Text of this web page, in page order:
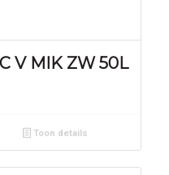
V MIK ZW 50L
Toon details